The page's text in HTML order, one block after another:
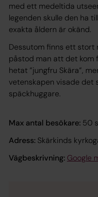
med ett medeltida
legenden skulle den ha
exakta åldern är okänd.
Dessutom finns ett stort
påstod man att det kom
hetat ”jungfru Skära”,
vetenskapen visade det
späckhuggare.
Max antal besökare: 50
Adress: Skärkinds
Vägbeskrivning: Google